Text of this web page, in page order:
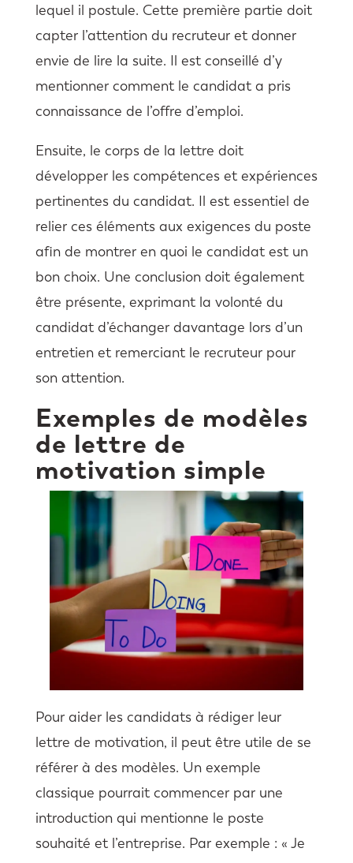
lequel il postule. Cette première partie doit
capter l’attention du recruteur et donner
envie de lire la suite. Il est conseillé d’y
mentionner comment le candidat a pris
connaissance de l’offre d’emploi.
Ensuite, le corps de la lettre doit
développer les compétences et expériences
pertinentes du candidat. Il est essentiel de
relier ces éléments aux exigences du poste
afin de montrer en quoi le candidat est un
bon choix. Une conclusion doit également
être présente, exprimant la volonté du
candidat d’échanger davantage lors d’un
entretien et remerciant le recruteur pour
son attention.
Exemples de modèles
de lettre de
motivation simple
Pour aider les candidats à rédiger leur
lettre de motivation, il peut être utile de se
référer à des modèles. Un exemple
classique pourrait commencer par une
introduction qui mentionne le poste
souhaité et l’entreprise. Par exemple : « Je